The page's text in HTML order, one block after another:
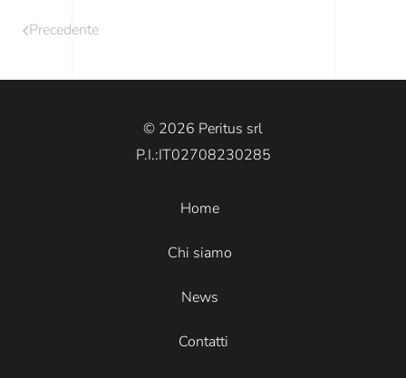
Precedente
© 2026 Peritus srl
P.I.:IT02708230285
Home
Chi siamo
News
Contatti